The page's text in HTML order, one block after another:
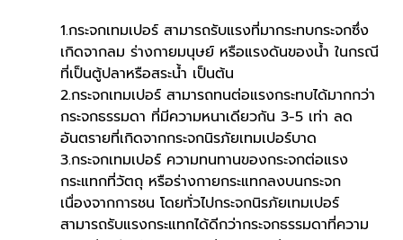
1.กระจกเทมเปอร์ สามารถรับแรงที่มากระทบกระจกซึ่ง
เกิดจากลม ร่างกายมนุษย์ หรือแรงดันของน้ำ ในกรณี
ที่เป็นตู้ปลาหรือสระน้ำ เป็นต้น
2.กระจกเทมเปอร์ สามารถทนต่อแรงกระทบได้มากกว่า
กระจกธรรมดา ที่มีความหนาเดียวกัน 3-5 เท่า ลด
อันตรายที่เกิดจากกระจกนิรภัยเทมเปอร์บาด
3.กระจกเทมเปอร์ ความทนทานของกระจกต่อแรง
กระแทกที่วัตถุ หรือร่างกายกระแทกลงบนกระจก
เนื่องจากการชน โดยทั่วไปกระจกนิรภัยเทมเปอร์
สามารถรับแรงกระแทกได้ดีกว่ากระจกธรรมดาที่ความ